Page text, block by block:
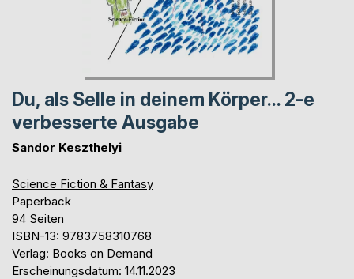
Du, als Selle in deinem Körper... 2-e
verbesserte Ausgabe
Sandor Keszthelyi
Science Fiction & Fantasy
Paperback
94 Seiten
ISBN-13: 9783758310768
Verlag: Books on Demand
Erscheinungsdatum: 14.11.2023